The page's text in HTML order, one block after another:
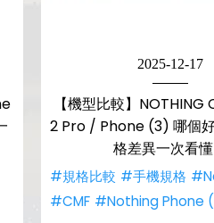
2025-12-17
【機型比較】
2 Pro / Phone (3) 哪個
格差異一次看懂
#規格比較 #手機規格
#CMF #Nothing Phone